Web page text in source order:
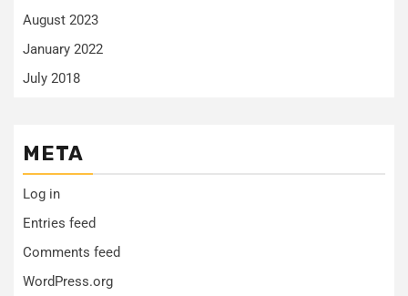
August 2023
January 2022
July 2018
META
Log in
Entries feed
Comments feed
WordPress.org